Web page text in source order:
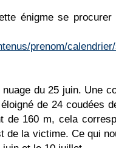
énigme se
prenom/
du 25 juin. Une
de 24 coudées
de 160 m, cela
de la victime. Ce qui